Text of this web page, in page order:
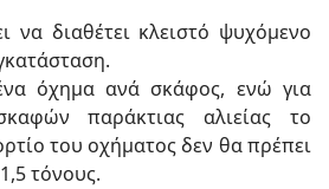
να διαθέτει κλειστό ψυχόμενο
όχημα ανά σκάφος, ενώ για
παράκτιας αλιείας το
του οχήματος δεν θα πρέπει
τόνους.